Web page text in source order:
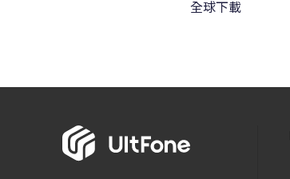
全球下載